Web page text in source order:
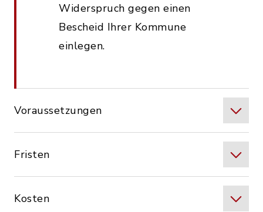
Widerspruch gegen einen
Bescheid Ihrer Kommune
einlegen.
Voraussetzungen
Fristen
Kosten